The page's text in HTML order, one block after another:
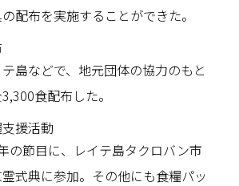
配布を実施することができた。
島などで、地元団体の協力のもと
食配布した。
援活動
の節目に、レイテ島タクロバン市
式典に参加。その他にも食糧パッ